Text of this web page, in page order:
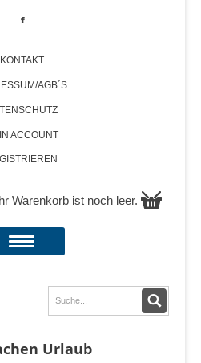
KONTAKT
AGB´S
ACCOUNT
Warenkorb ist noch leer.
Urlaub